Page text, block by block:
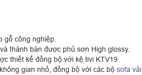
gỗ công nghiệp.
thành bàn được phủ sơn High glossy.
thiết kế đồng bộ với kệ tivi KTV19
gian nhỏ, đồng bộ với các bộ sofa vải